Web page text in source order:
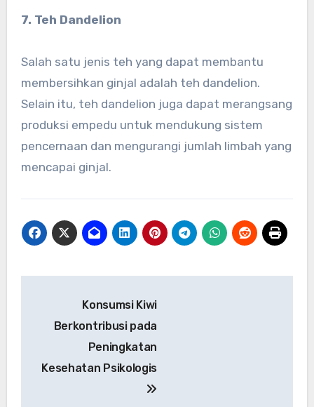
7. Teh Dandelion
Salah satu jenis teh yang dapat membantu
membersihkan ginjal adalah teh dandelion.
Selain itu, teh dandelion juga dapat merangsang
produksi empedu untuk mendukung sistem
pencernaan dan mengurangi jumlah limbah yang
mencapai ginjal.
pos
Konsumsi Kiwi
Berkontribusi pada
Peningkatan
Kesehatan Psikologis